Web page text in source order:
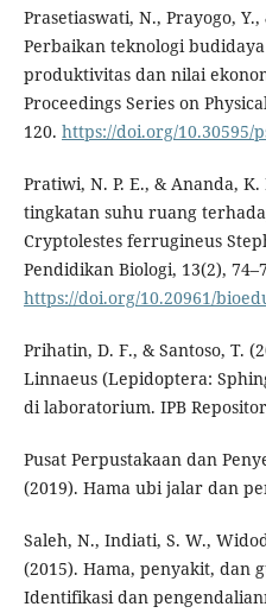
Prasetiaswati, N., Prayogo,
Perbaikan teknologi
produktivitas dan nilai
Proceedings Series on
120. https://doi.org/10.30595/
Pratiwi, N. P. E., & Ananda,
tingkatan suhu ruang
Cryptolestes ferrugineus
Pendidikan Biologi, 13(2),
https://doi.org/10.20961/
Prihatin, D. F., & Santoso, T.
Linnaeus (Lepidoptera:
di laboratorium. IPB
Pusat Perpustakaan dan
(2019). Hama ubi jalar dan
Saleh, N., Indiati, S. W.,
(2015). Hama, penyakit, dan
Identifikasi dan